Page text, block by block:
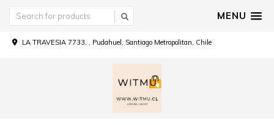
MENU
LA TRAVESIA 7733, , Pudahuel, Santiago Metropolitan, Chile